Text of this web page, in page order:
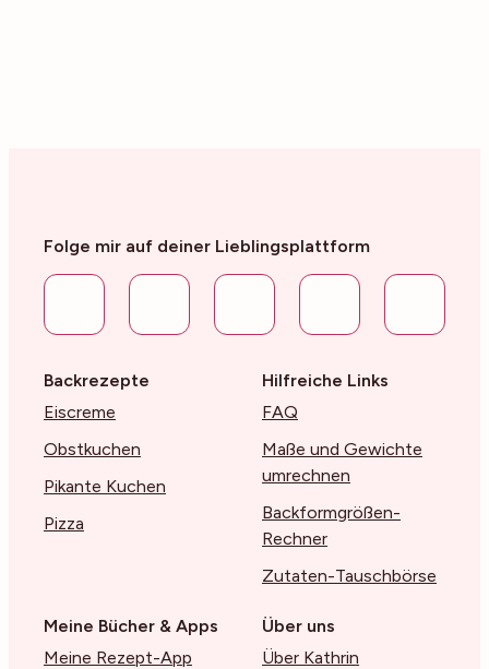
Folge mir auf deiner Lieblingsplattform
Backrezepte
Eiscreme
Obstkuchen
Pikante Kuchen
Pizza
Hilfreiche Links
FAQ
Maße und Gewichte
umrechnen
Backformgrößen-
Rechner
Zutaten-Tauschbörse
Meine Bücher & Apps
Meine Rezept-App
Über uns
Über Kathrin